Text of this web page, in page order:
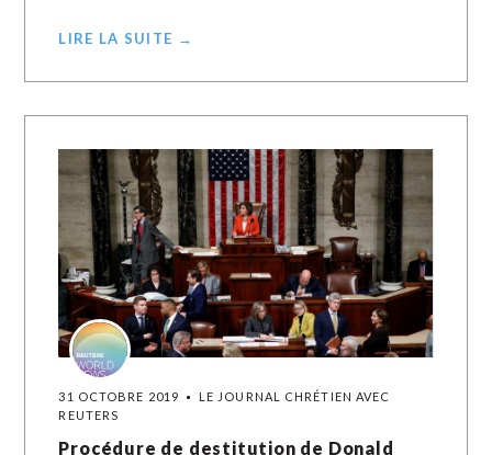
LIRE LA SUITE →
31 OCTOBRE 2019
LE JOURNAL CHRÉTIEN AVEC
REUTERS
Procédure de destitution de Donald